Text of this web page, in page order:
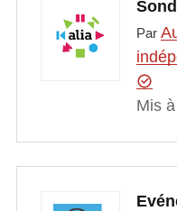
Par
Mis